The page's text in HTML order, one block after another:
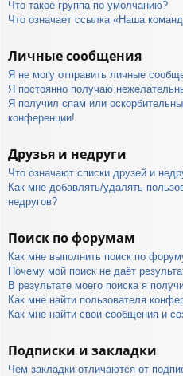
Что такое группа по умолчанию?
Что означает ссылка «Наша
Личные сообщения
Я не могу отправить личные
Я постоянно получаю
Я получил спам или
конференции!
Друзья и недруги
Что означают списки друзей и
Как мне добавлять/удалять
недругов?
Поиск по форумам
Как мне выполнить поиск по
Почему мой поиск не даёт
В результате моего поиска я
Как мне найти пользователя
Как мне найти свои сообщения и
Подписки и закладки
Чем закладки отличаются от